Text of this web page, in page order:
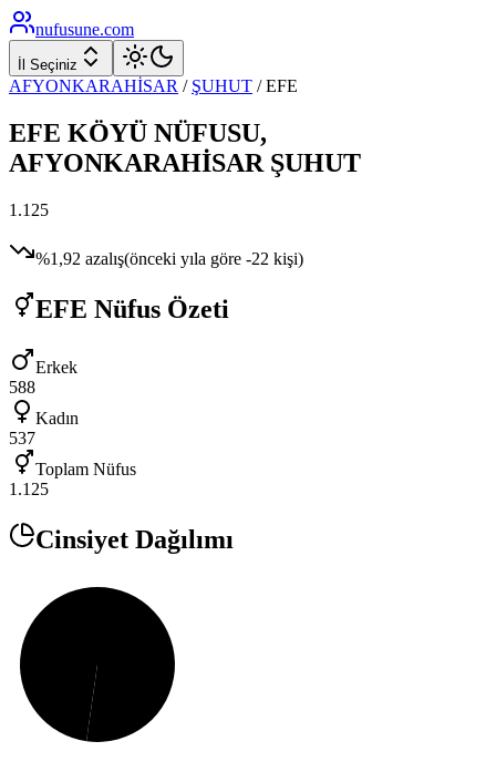
nufusune.com
İl Seçiniz
AFYONKARAHİSAR / ŞUHUT /EFE
EFE KÖYÜ NÜFUSU,
AFYONKARAHİSAR ŞUHUT
1.125
%1,92 azalış(önceki yıla göre -22 kişi)
EFE Nüfus Özeti
Erkek
588
Kadın
537
Toplam Nüfus
1.125
Cinsiyet Dağılımı